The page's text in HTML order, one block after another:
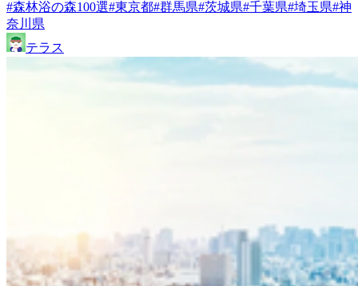
#森林浴の森100選#東京都#群馬県#茨城県#千葉県#埼玉県#神
奈川県
テラス